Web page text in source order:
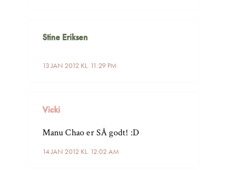
Stine Eriksen
13 JAN 2012 KL. 11:29 PM
Vicki
14 JAN 2012 KL. 12:02 AM
Manu Chao er SÅ godt! :D